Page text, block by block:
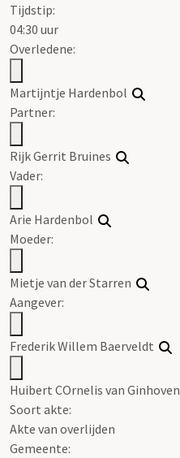
Tijdstip:
04:30 uur
Overledene:
Martijntje Hardenbol
Partner:
Rijk Gerrit Bruines
Vader:
Arie Hardenbol
Moeder:
Mietje van der Starren
Aangever:
Frederik Willem Baerveldt
Huibert COrnelis van Ginhoven
Soort akte:
Akte van overlijden
Gemeente: